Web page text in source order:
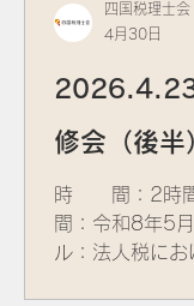
修会（後半
時 間：2時間
間：令和8年5
ル：法人税にお
四国税理士会
4月30日